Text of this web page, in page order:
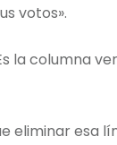
votos».
la columna
eliminar esa